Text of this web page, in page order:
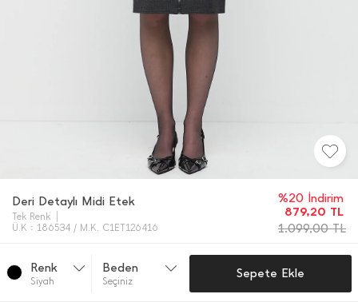
Deri Detaylı Midi Etek
Tek Renk
Ü.K : 186534 / M.K. C1ET126416
%20 İndirim
879,20 TL
1.099,00TL
Renk
Si̇yah
Beden
Seçiniz
Sepete Ekle